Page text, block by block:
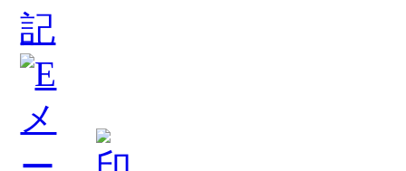
記